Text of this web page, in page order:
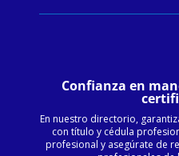
Confianza en
En nuestro directorio,
con título y cédula
profesional y asegúrate de